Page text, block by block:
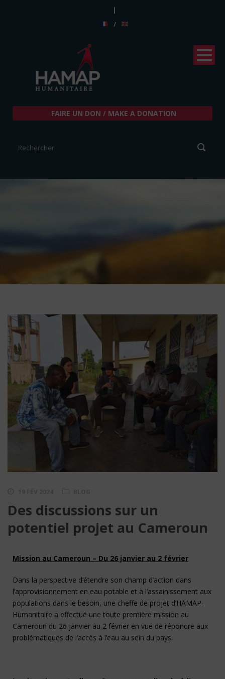
|
/
FAIRE UN DON / MAKE A DONATION
Des discussions sur un
potentiel projet au Cameroun
Mission au Cameroun – Du 26 janvier au 2 février
Dans la perspective d’étendre son champ d’action dans
l’approvisionnement en eau potable et à l’assainissement aux
populations dans le besoin, une cheffe de projet d’HAMAP-
Humanitaire a effectué une toute première mission au
Cameroun du 26 janvier au 2 février en vue de répondre aux
problématiques de l’accès à l’eau au sein du pays.